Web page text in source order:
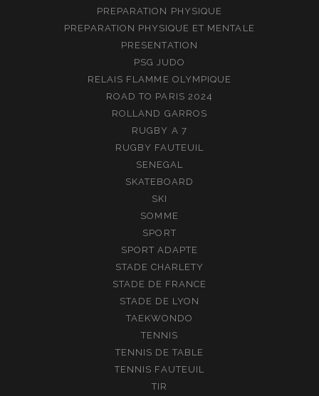
PREPARATION PHYSIQUE
PREPARATION PHYSIQUE ET MENTALE
PRESENTATION
PSG JUDO
RELAIS FLAMME OLYMPIQUE
ROAD TO PARIS 2024
ROLLAND GARROS
RUGBY A 7
RUGBY FAUTEUIL
SENEGAL
SKATEBOARD
SKI
SOMME
SPORT
SPORT ADAPTE
STADE CHARLETY
STADE DE FRANCE
STADE DE LYON
TAEKWONDO
TENNIS
TENNIS DE TABLE
TENNIS FAUTEUIL
TIR